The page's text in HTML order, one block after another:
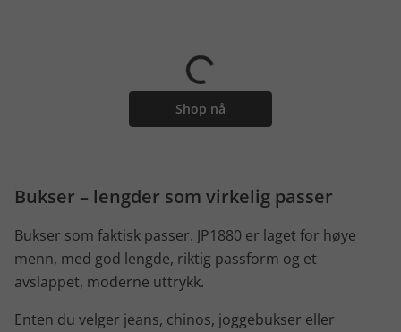
Shop nå
Bukser – lengder som virkelig passer
Bukser som faktisk passer. JP1880 er laget for høye
menn, med god lengde, riktig passform og et
avslappet, moderne uttrykk.
Enten du velger jeans, chinos, joggebukser eller